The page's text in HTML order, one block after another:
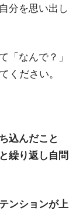
分を思い出し
「なんで？」
ください。
込んだこと
繰り返し自問
ンションが上